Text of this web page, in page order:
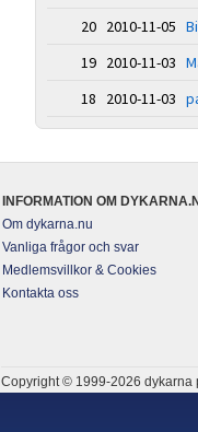
20 2010-11-05
19 2010-11-03
18 2010-11-03
INFORMATION OM
Om dykarna.nu
Vanliga frågor och svar
Medlemsvillkor & Cookies
Kontakta oss
Copyright © 1999-2026 dykarna